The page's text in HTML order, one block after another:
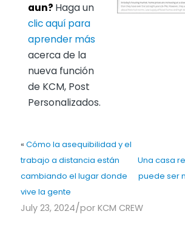
aun? Haga un
clic aquí para
aprender más
acerca de la
nueva función
de KCM, Post
Personalizados.
« Cómo la asequibilidad y el
trabajo a distancia están
cambiando el lugar donde
vive la gente
Una casa
puede ser
July 23, 2024/por KCM CREW